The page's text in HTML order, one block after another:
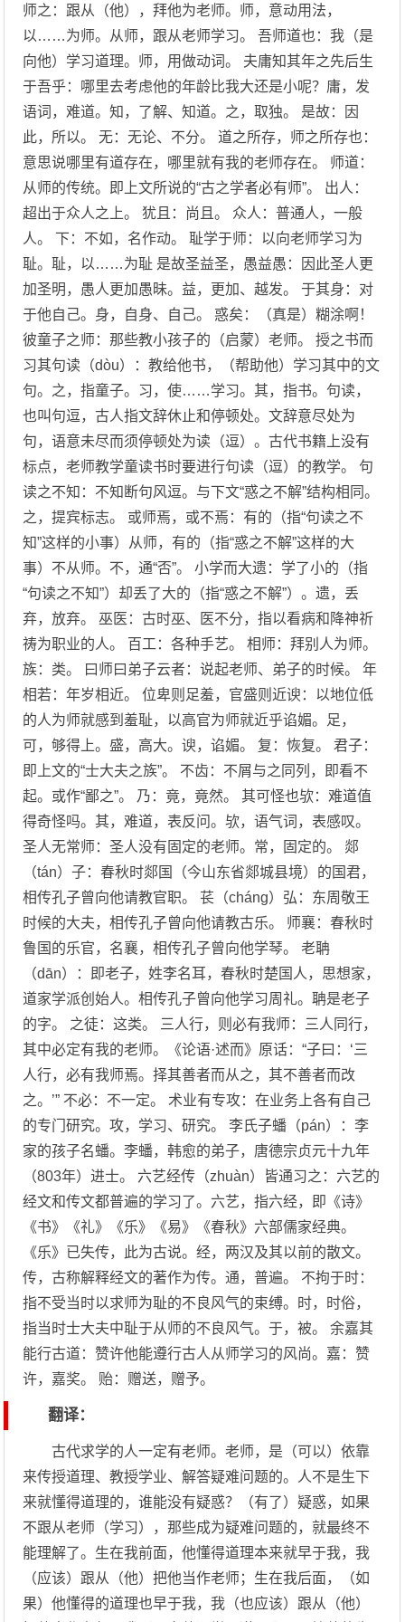
师之：跟从（他），拜他为老师。师，意动用法，
以……为师。从师，跟从老师学习。 吾师道也：我（是
向他）学习道理。师，用做动词。 夫庸知其年之先后生
于吾乎：哪里去考虑他的年龄比我大还是小呢？庸，发
语词，难道。知，了解、知道。之，取独。 是故：因
此，所以。 无：无论、不分。 道之所存，师之所存也：
意思说哪里有道存在，哪里就有我的老师存在。 师道：
从师的传统。即上文所说的“古之学者必有师”。 出人：
超出于众人之上。 犹且：尚且。 众人：普通人，一般
人。 下：不如，名作动。 耻学于师：以向老师学习为
耻。耻，以……为耻 是故圣益圣，愚益愚：因此圣人更
加圣明，愚人更加愚昧。益，更加、越发。 于其身：对
于他自己。身，自身、自己。 惑矣：（真是）糊涂啊！
彼童子之师：那些教小孩子的（启蒙）老师。 授之书而
习其句读（dòu）：教给他书，（帮助他）学习其中的文
句。之，指童子。习，使……学习。其，指书。句读，
也叫句逗，古人指文辞休止和停顿处。文辞意尽处为
句，语意未尽而须停顿处为读（逗）。古代书籍上没有
标点，老师教学童读书时要进行句读（逗）的教学。 句
读之不知：不知断句风逗。与下文“惑之不解”结构相同。
之，提宾标志。 或师焉，或不焉：有的（指“句读之不
知”这样的小事）从师，有的（指“惑之不解”这样的大
事）不从师。不，通“否”。 小学而大遗：学了小的（指
“句读之不知”）却丢了大的（指“惑之不解”）。遗，丢
弃，放弃。 巫医：古时巫、医不分，指以看病和降神祈
祷为职业的人。 百工：各种手艺。 相师：拜别人为师。
族：类。 曰师曰弟子云者：说起老师、弟子的时候。 年
相若：年岁相近。 位卑则足羞，官盛则近谀：以地位低
的人为师就感到羞耻，以高官为师就近乎谄媚。足，
可，够得上。盛，高大。谀，谄媚。 复：恢复。 君子：
即上文的“士大夫之族”。 不齿：不屑与之同列，即看不
起。或作“鄙之”。 乃：竟，竟然。 其可怪也欤：难道值
得奇怪吗。其，难道，表反问。欤，语气词，表感叹。
圣人无常师：圣人没有固定的老师。常，固定的。 郯
（tán）子：春秋时郯国（今山东省郯城县境）的国君，
相传孔子曾向他请教官职。 苌（cháng）弘：东周敬王
时候的大夫，相传孔子曾向他请教古乐。 师襄：春秋时
鲁国的乐官，名襄，相传孔子曾向他学琴。 老聃
（dān）：即老子，姓李名耳，春秋时楚国人，思想家，
道家学派创始人。相传孔子曾向他学习周礼。聃是老子
的字。 之徒：这类。 三人行，则必有我师：三人同行，
其中必定有我的老师。《论语·述而》原话：“子曰：‘三
人行，必有我师焉。择其善者而从之，其不善者而改
之。’” 不必：不一定。 术业有专攻：在业务上各有自己
的专门研究。攻，学习、研究。 李氏子蟠（pán）：李
家的孩子名蟠。李蟠，韩愈的弟子，唐德宗贞元十九年
（803年）进士。 六艺经传（zhuàn）皆通习之：六艺的
经文和传文都普遍的学习了。六艺，指六经，即《诗》
《书》《礼》《乐》《易》《春秋》六部儒家经典。
《乐》已失传，此为古说。经，两汉及其以前的散文。
传，古称解释经文的著作为传。通，普遍。 不拘于时：
指不受当时以求师为耻的不良风气的束缚。时，时俗，
指当时士大夫中耻于从师的不良风气。于，被。 余嘉其
能行古道：赞许他能遵行古人从师学习的风尚。嘉：赞
许，嘉奖。 贻：赠送，赠予。
翻译：
古代求学的人一定有老师。老师，是（可以）依靠
来传授道理、教授学业、解答疑难问题的。人不是生下
来就懂得道理的，谁能没有疑惑？（有了）疑惑，如果
不跟从老师（学习），那些成为疑难问题的，就最终不
能理解了。生在我前面，他懂得道理本来就早于我，我
（应该）跟从（他）把他当作老师；生在我后面，（如
果）他懂得的道理也早于我，我（也应该）跟从（他）